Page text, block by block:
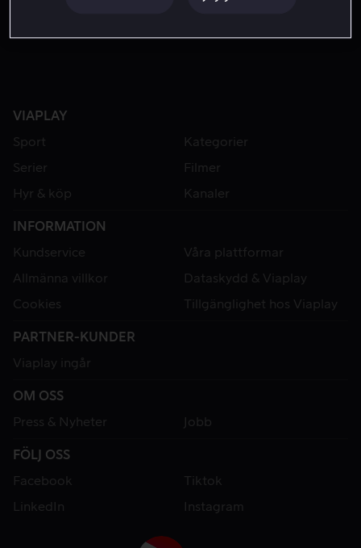
VIAPLAY
Sport
Kategorier
Serier
Filmer
Hyr & köp
Kanaler
INFORMATION
Kundservice
Våra plattformar
Allmänna villkor
Dataskydd & Viaplay
Cookies
Tillgänglighet hos Viaplay
PARTNER-KUNDER
Viaplay ingår
OM OSS
Press & Nyheter
Jobb
FÖLJ OSS
Facebook
Tiktok
LinkedIn
Instagram